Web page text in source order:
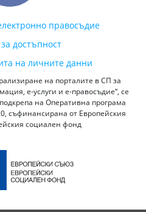
правосъдие
достъпност
на личните данни
на порталите в СП за
е-услуги и е-правосъдие“, се
на Оперативна програма
съфинансирана от Европейския
социален фонд